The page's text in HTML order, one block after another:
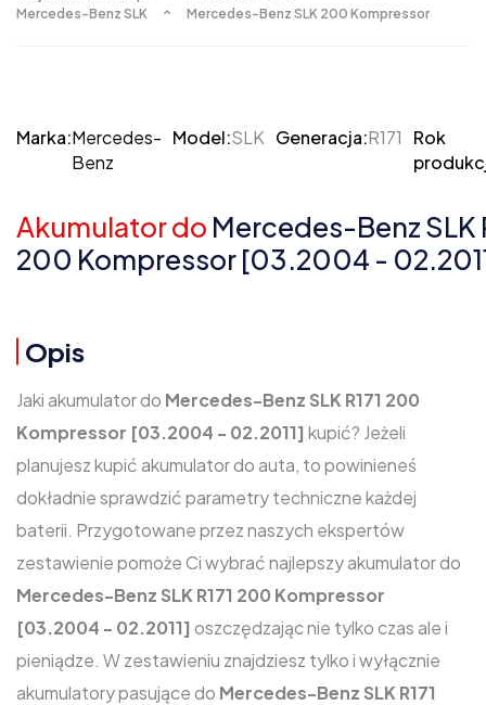
Mercedes-Benz SLK
Mercedes-Benz SLK 200 Kompressor
Marka:Mercedes-
Benz
Model:SLK Generacja:R171
Rok
Akumulator do Mercedes-Benz SLK
200 Kompressor [03.2004 -
Opis
Jaki akumulator do Mercedes-Benz SLK R171 200
Kompressor [03.2004 - 02.2011] kupić? Jeżeli
planujesz kupić akumulator do auta, to powinieneś
dokładnie sprawdzić parametry techniczne każdej
baterii. Przygotowane przez naszych ekspertów
zestawienie pomoże Ci wybrać najlepszy akumulator do
Mercedes-Benz SLK R171 200 Kompressor
[03.2004 - 02.2011] oszczędzając nie tylko czas ale i
pieniądze. W zestawieniu znajdziesz tylko i wyłącznie
akumulatory pasujące do Mercedes-Benz SLK R171